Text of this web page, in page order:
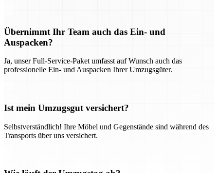
Übernimmt Ihr Team auch das Ein- und
Auspacken?
Ja, unser Full-Service-Paket umfasst auf Wunsch auch das
professionelle Ein- und Auspacken Ihrer Umzugsgüter.
Ist mein Umzugsgut versichert?
Selbstverständlich! Ihre Möbel und Gegenstände sind während des
Transports über uns versichert.